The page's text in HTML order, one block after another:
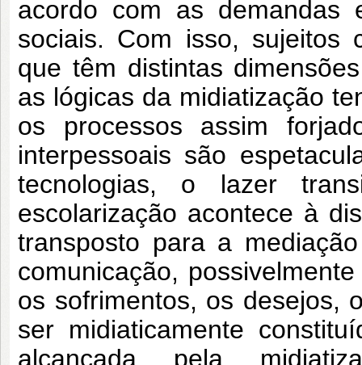
acordo com as demandas
sociais. Com isso, sujeitos
que têm distintas
as lógicas da midiatização
os processos assim
interpessoais são
tecnologias, o lazer
escolarização acontece à
transposto para a
comunicação,
os sofrimentos, os desejos,
ser midiaticamente
alcançada pela